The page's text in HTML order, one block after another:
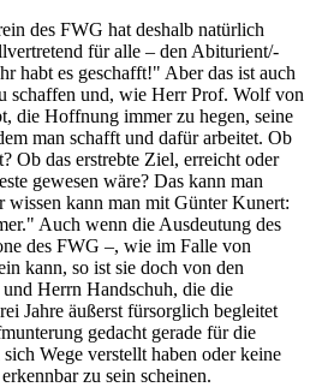
des FWG hat deshalb natürlich
für alle – den Abiturient/-
habt es geschafft!" Aber das ist auch
schaffen und, wie Herr Prof. Wolf von
die Hoffnung immer zu hegen, seine
man schafft und dafür arbeitet. Ob
Ob das erstrebte Ziel, erreicht oder
gewesen wäre? Das kann man
wissen kann man mit Günter Kunert:
Auch wenn die Ausdeutung des
des FWG –, wie im Falle von
kann, so ist sie doch von den
Herrn Handschuh, die die
Jahre äußerst fürsorglich begleitet
gedacht gerade für die
Wege verstellt haben oder keine
zu sein scheinen.